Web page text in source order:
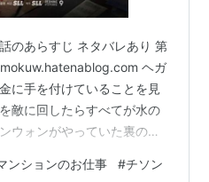
のあらすじ ネタバレあり 第
ヘガ
に手を付けていることを見
敵に回したらすべてが水の
ウォンがやっていた裏の仕
う虫けらから「私の金を守
ンションのお仕事 #チソン